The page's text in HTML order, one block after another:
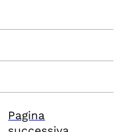
Pagina